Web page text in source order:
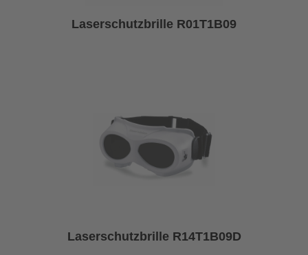
Laserschutzbrille R01T1B09
Laserschutzbrille R14T1B09D